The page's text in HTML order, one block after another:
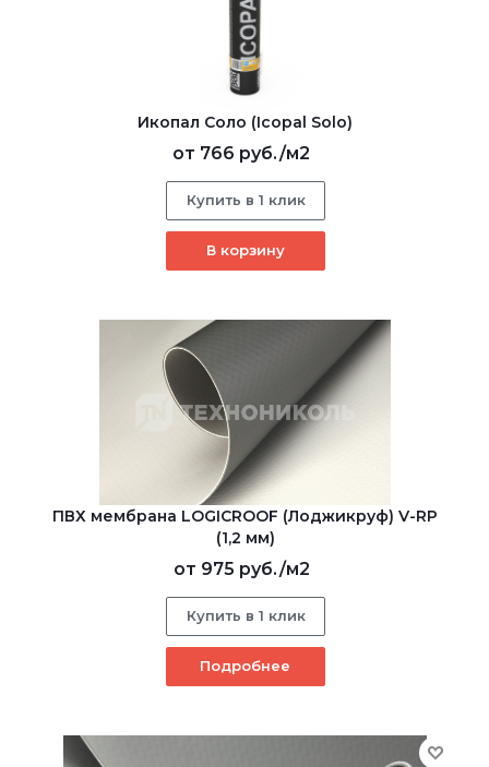
Икопал Соло (Icopal Solo)
от 766 руб./м2
Купить в 1 клик
В корзину
ПВХ мембрана LOGICROOF (Лоджикруф) V-RP
(1,2 мм)
от 975 руб./м2
Купить в 1 клик
Подробнее